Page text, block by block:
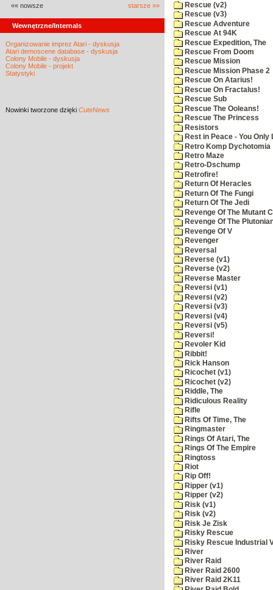
«« nowsze starsze »»
Wewnętrzne/Internals
Organizowanie imprez Atari - dyskusja
Atari demoscene database - dyskusja
Colony Mobile - dyskusja
Colony Mobile - projekt
Statystyki
Nowinki tworzone dzięki CuteNews
Rescue (v2)
Rescue (v3)
Rescue Adventure
Rescue At 94K
Rescue Expedition, The
Rescue From Doom
Rescue Mission
Rescue Mission Phase 2
Rescue On Atarius!
Rescue On Fractalus!
Rescue Sub
Rescue The Ooleans!
Rescue The Princess
Resistors
Rest in Peace - You Only
Retro Komp Dychotomia
Retro Maze
Retro-Dschump
Retrofire!
Return Of Heracles
Return Of The Fungi
Return Of The Jedi
Revenge Of The Mutant
Revenge Of The
Revenge Of V
Revenger
Reversal
Reverse (v1)
Reverse (v2)
Reverse Master
Reversi (v1)
Reversi (v2)
Reversi (v3)
Reversi (v4)
Reversi (v5)
Reversi!
Revoler Kid
Ribbit!
Rick Hanson
Ricochet (v1)
Ricochet (v2)
Riddle, The
Ridiculous Reality
Rifle
Rifts Of Time, The
Ringmaster
Rings Of Atari, The
Rings Of The Empire
Ringtoss
Riot
Rip Off!
Ripper (v1)
Ripper (v2)
Risk (v1)
Risk (v2)
Risk Je Zisk
Risky Rescue
Risky Rescue Industrial
River
River Raid
River Raid 2600
River Raid 2K11